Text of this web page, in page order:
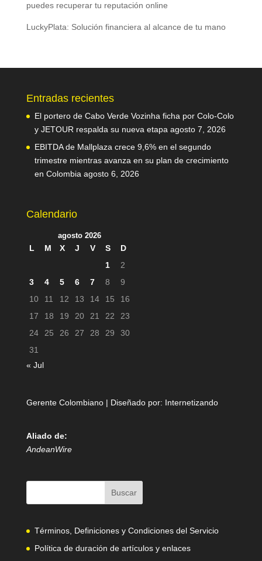
puedes recuperar tu reputación online
LuckyPlata: Solución financiera al alcance de tu mano
Entradas recientes
El portero de Cabo Verde Vozinha ficha por Colo-Colo
y JETOUR respalda su nueva etapa agosto 7, 2026
EBITDA de Mallplaza crece 9,6% en el segundo
trimestre mientras avanza en su plan de crecimiento
en Colombia agosto 6, 2026
Calendario
agosto 2026
L M X J V S
D
1
2
3
4 5 6 7 8
9
10
11 12 13 14 15
16
17
18 19 20 21 22
23
24
25 26 27 28 29
30
31
« Jul
Gerente Colombiano | Diseñado por: Internetizando
Aliado de:
AndeanWire
Términos, Definiciones y Condiciones del Servicio
Política de duración de artículos y enlaces